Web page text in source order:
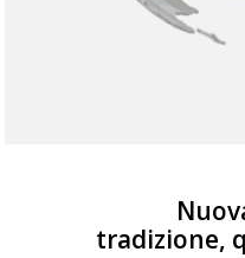
tradizione,